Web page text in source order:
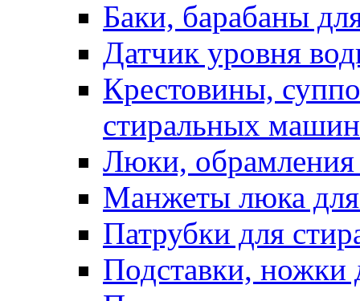
Баки, барабаны
Датчик уровня
Крестовины,
стиральных машин
Люки, обрамления
Манжеты люка
Патрубки для
Подставки,